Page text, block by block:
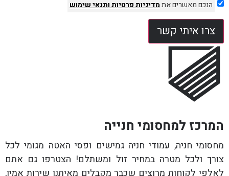
הנכם מאשרים אתמדיניות פרטיותותנאי שימוש
צרו איתי קשר
המרכז למחסומי חנייה
מחסומי חניה, עמודי חניה גמישים ופסי האטה מגומי לכל
צורך ולכל מטרה במחיר זול ומשתלם! הצטרפו גם אתם